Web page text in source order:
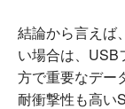
結論から言えば
い場合は、USB
方で重要なデー
耐衝撃性も高い